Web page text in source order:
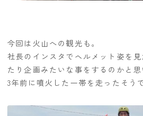
今回は火山への観光も。
社長のインスタでヘルメット姿を
たり企画みたいな事をするのかと思
3年前に噴火した一帯を走ったそうで